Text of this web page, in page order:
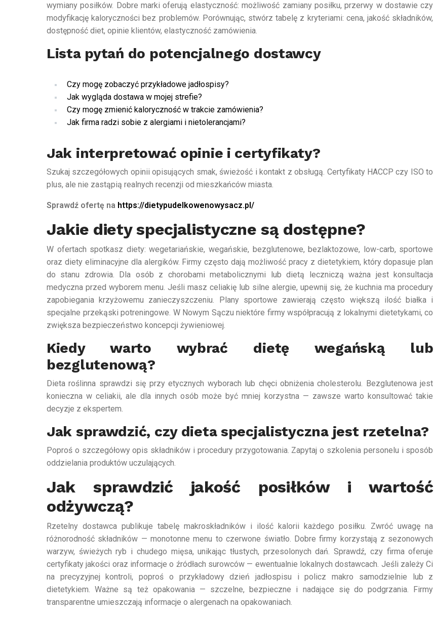
wymiany posiłków. Dobre marki oferują elastyczność: możliwość zamiany posiłku, przerwy w dostawie czy
modyfikację kaloryczności bez problemów. Porównując, stwórz tabelę z kryteriami: cena, jakość składników,
dostępność diet, opinie klientów, elastyczność zamówienia.
Lista pytań do potencjalnego dostawcy
Czy mogę zobaczyć przykładowe jadłospisy?
Jak wygląda dostawa w mojej strefie?
Czy mogę zmienić kaloryczność w trakcie zamówienia?
Jak firma radzi sobie z alergiami i nietolerancjami?
Jak interpretować opinie i certyfikaty?
Szukaj szczegółowych opinii opisujących smak, świeżość i kontakt z obsługą. Certyfikaty HACCP czy ISO to
plus, ale nie zastąpią realnych recenzji od mieszkańców miasta.
Sprawdź ofertę na https://dietypudelkowenowysacz.pl/
Jakie diety specjalistyczne są dostępne?
W ofertach spotkasz diety: wegetariańskie, wegańskie, bezglutenowe, bezlaktozowe, low-carb, sportowe
oraz diety eliminacyjne dla alergików. Firmy często dają możliwość pracy z dietetykiem, który dopasuje plan
do stanu zdrowia. Dla osób z chorobami metabolicznymi lub dietą leczniczą ważna jest konsultacja
medyczna przed wyborem menu. Jeśli masz celiakię lub silne alergie, upewnij się, że kuchnia ma procedury
zapobiegania krzyżowemu zanieczyszczeniu. Plany sportowe zawierają często większą ilość białka i
specjalne przekąski potreningowe. W Nowym Sączu niektóre firmy współpracują z lokalnymi dietetykami, co
zwiększa bezpieczeństwo koncepcji żywieniowej.
Kiedy warto wybrać dietę wegańską lub
bezglutenową?
Dieta roślinna sprawdzi się przy etycznych wyborach lub chęci obniżenia cholesterolu. Bezglutenowa jest
konieczna w celiakii, ale dla innych osób może być mniej korzystna — zawsze warto konsultować takie
decyzje z ekspertem.
Jak sprawdzić, czy dieta specjalistyczna jest rzetelna?
Poproś o szczegółowy opis składników i procedury przygotowania. Zapytaj o szkolenia personelu i sposób
oddzielania produktów uczulających.
Jak sprawdzić jakość posiłków i wartość
odżywczą?
Rzetelny dostawca publikuje tabelę makroskładników i ilość kalorii każdego posiłku. Zwróć uwagę na
różnorodność składników — monotonne menu to czerwone światło. Dobre firmy korzystają z sezonowych
warzyw, świeżych ryb i chudego mięsa, unikając tłustych, przesolonych dań. Sprawdź, czy firma oferuje
certyfikaty jakości oraz informacje o źródłach surowców — ewentualnie lokalnych dostawcach. Jeśli zależy Ci
na precyzyjnej kontroli, poproś o przykładowy dzień jadłospisu i policz makro samodzielnie lub z
dietetykiem. Ważne są też opakowania — szczelne, bezpieczne i nadające się do podgrzania. Firmy
transparentne umieszczają informacje o alergenach na opakowaniach.